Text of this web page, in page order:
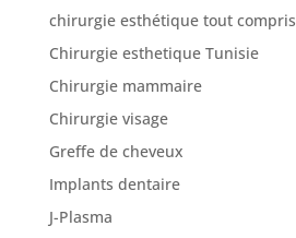
chirurgie esthétique tout compris
Chirurgie esthetique Tunisie
Chirurgie mammaire
Chirurgie visage
Greffe de cheveux
Implants dentaire
J-Plasma